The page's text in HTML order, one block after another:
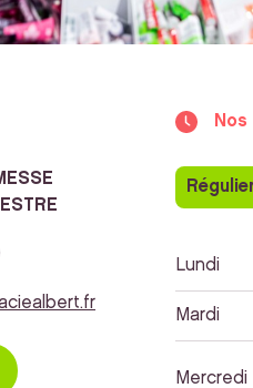
Lundi
Mardi
Mercredi